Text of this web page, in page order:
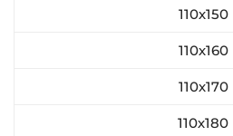
110х150
110х160
110х170
110х180